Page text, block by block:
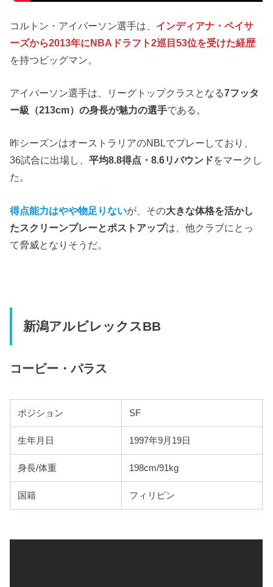
コルトン・アイバーソン選手は、 インディアナ・ペイサ
ーズから2013年にNBAドラフト2巡目53位を受けた経歴
を持つビッグマン。
アイバーソン選手は、リーグトップクラスとなる7フッタ
ー級（213cm）の身長が魅力の選手である。
昨シーズンはオーストラリアのNBLでプレーしており、
36試合に出場し、平均8.8得点・8.6リバウンドをマークし
た。
得点能力はやや物足りないが、その大きな体格を活かし
たスクリーンプレーとポストアップは、他クラブにとっ
て脅威となりそうだ。
新潟アルビレックスBB
コービー・パラス
ポジション SF
生年月日 1997年9月19日
身長/体重 198cm/91kg
国籍 フィリピン